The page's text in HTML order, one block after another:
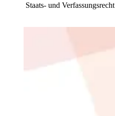
Staats- und Verfassungsrecht